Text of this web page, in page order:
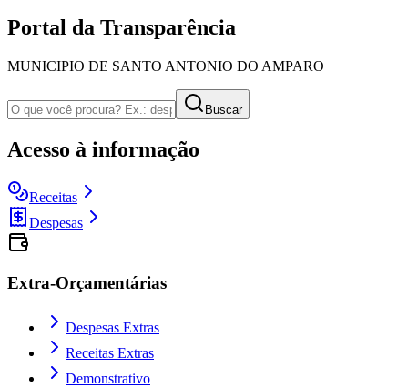
Portal da Transparência
MUNICIPIO DE SANTO ANTONIO DO AMPARO
Buscar
Acesso à informação
Receitas
Despesas
Extra-Orçamentárias
Despesas Extras
Receitas Extras
Demonstrativo